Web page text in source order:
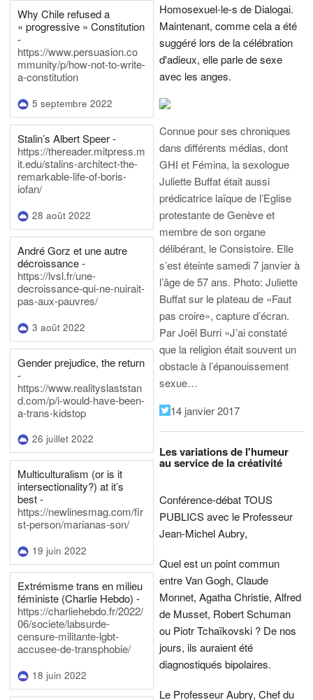
Why Chile refused a
« progressive » Constitution
-
https://www.persuasion.co
mmunity/p/how-not-to-write-
a-constitution
5 septembre 2022
Stalin’s Albert Speer -
https://thereader.mitpress.m
it.edu/stalins-architect-the-
remarkable-life-of-boris-
iofan/
28 août 2022
André Gorz et une autre
décroissance -
https://lvsl.fr/une-
decroissance-qui-ne-nuirait-
pas-aux-pauvres/
3 août 2022
Gender prejudice, the return
-
https://www.realityslaststan
d.com/p/i-would-have-been-
a-trans-kidstop
26 juillet 2022
Multiculturalism (or is it
intersectionality?) at it’s
best -
https://newlinesmag.com/fir
st-person/marianas-son/
19 juin 2022
Extrémisme trans en milieu
féministe (Charlie Hebdo) -
https://charliehebdo.fr/2022/
06/societe/labsurde-
censure-militante-lgbt-
accusee-de-transphobie/
18 juin 2022
Homosexuel-le-s de Dialogai.
Maintenant, comme cela a été
suggéré lors de la célébration
d'adieux, elle parle de sexe
avec les anges.
Connue pour ses chroniques
dans différents médias, dont
GHI et Fémina, la sexologue
Juliette Buffat était aussi
prédicatrice laïque de l’Eglise
protestante de Genève et
membre de son organe
délibérant, le Consistoire. Elle
s’est éteinte samedi 7 janvier à
l’âge de 57 ans. Photo: Juliette
Buffat sur le plateau de «Faut
pas croire», capture d’écran.
Par Joël Burri «J’ai constaté
que la religion était souvent un
obstacle à l’épanouissement
sexue…
14 janvier 2017
Les variations de l'humeur
au service de la créativité
Conférence-débat TOUS
PUBLICS avec le Professeur
Jean-Michel Aubry,
Quel est un point commun
entre Van Gogh, Claude
Monnet, Agatha Christie, Alfred
de Musset, Robert Schuman
ou Piotr Tchaïkovski ? De nos
jours, ils auraient été
diagnostiqués bipolaires.
Le Professeur Aubry, Chef du